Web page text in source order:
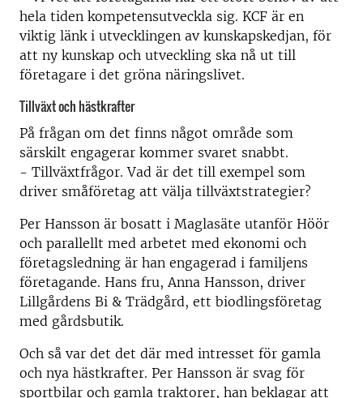
hela tiden kompetensutveckla sig. KCF är en
viktig länk i utvecklingen av kunskapskedjan, för
att ny kunskap och utveckling ska nå ut till
företagare i det gröna näringslivet.
Tillväxt och hästkrafter
På frågan om det finns något område som
särskilt engagerar kommer svaret snabbt.
- Tillväxtfrågor. Vad är det till exempel som
driver småföretag att välja tillväxtstrategier?
Per Hansson är bosatt i Maglasäte utanför Höör
och parallellt med arbetet med ekonomi och
företagsledning är han engagerad i familjens
företagande. Hans fru, Anna Hansson, driver
Lillgårdens Bi & Trädgård, ett biodlingsföretag
med gårdsbutik.
Och så var det det där med intresset för gamla
och nya hästkrafter. Per Hansson är svag för
sportbilar och gamla traktorer, han beklagar att